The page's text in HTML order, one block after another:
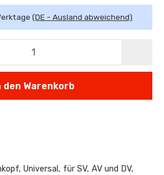
(DE - Ausland abweichend)
den Warenkorb
Universal, für SV, AV und DV,